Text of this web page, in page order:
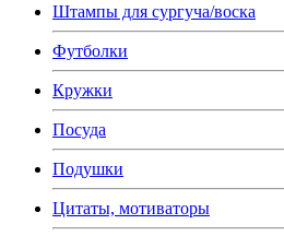
Штампы для сургуча/воска
Футболки
Кружки
Посуда
Подушки
Цитаты, мотиваторы